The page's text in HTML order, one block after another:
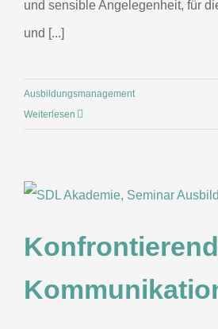
und sensible Angelegenheit, für
und [...]
Ausbildungsmanagement
Weiterlesen